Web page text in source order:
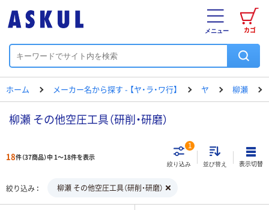
カゴ
メニュー
ホーム メーカー名から探す - 【ヤ・ラ・ワ行】 ヤ 柳瀬
柳瀬 その他空圧工具（研削・研磨）
18件（37商品）中 1～18件を表示
絞り込み
1
並び替え 表示切替
絞り込み 柳瀬 その他空圧工具（研削・研磨）